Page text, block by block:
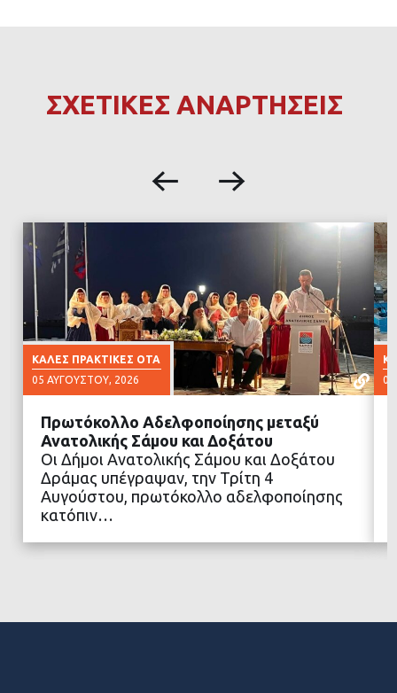
ΣΧΕΤΙΚΕΣ ΑΝΑΡΤΗΣΕΙΣ
ΚΑΛΈΣ ΠΡΑΚΤΙΚΈΣ ΟΤΑ
05 ΑΥΓΟΎΣΤΟΥ, 2026
ΔΙΑΒΑΣΤΕ ΠΕΡΙΣΣΟΤΕΡΑ
Πρωτόκολλο Αδελφοποίησης μεταξύ
Ανατολικής Σάμου και Δοξάτου
Οι Δήμοι Ανατολικής Σάμου και Δοξάτου
Δράμας υπέγραψαν, την Τρίτη 4
Αυγούστου, πρωτόκολλο αδελφοποίησης
κατόπιν…